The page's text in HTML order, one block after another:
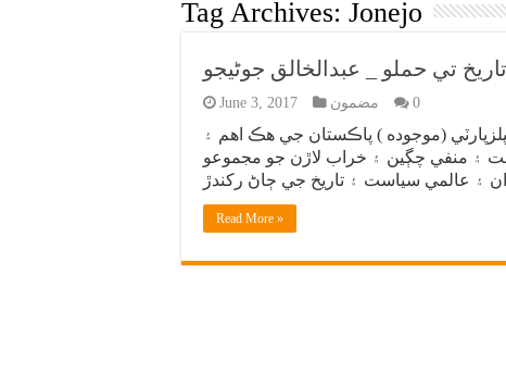
Tag Archives: Jonejo
تي حملو _ عبدالخالق جوڻيجو
June 3, 2017 مضمون 0
(موجوده ) پاڪستان جي هڪ اهم ۽
۽ منفي چڳين ۽ خراب لاڙن جو مجموعو
Read More »